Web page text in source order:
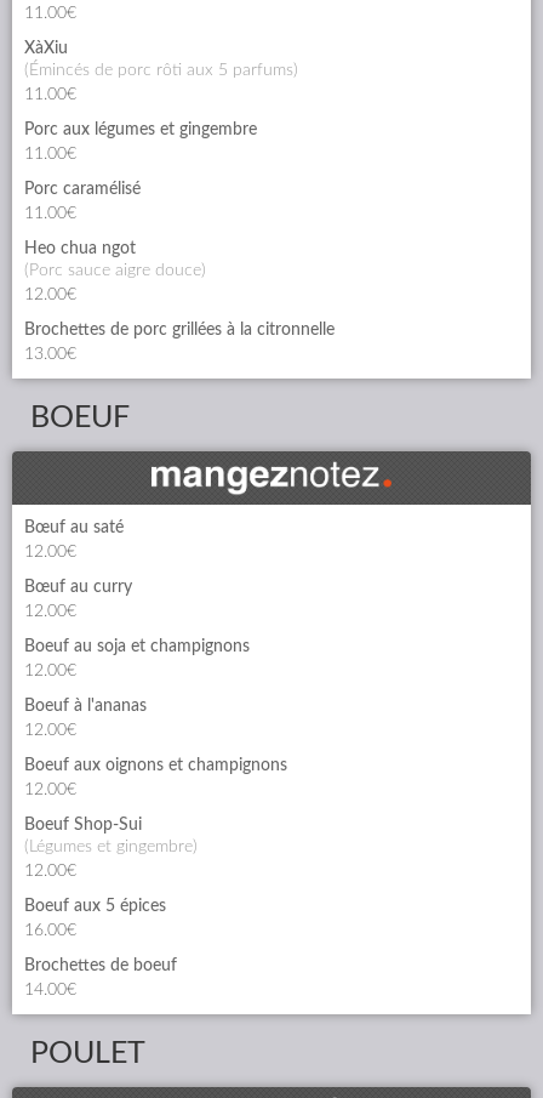
11.00€
XàXiu
(émincés de porc rôti aux 5 parfums)
11.00€
Porc aux légumes et gingembre
11.00€
Porc caramélisé
11.00€
Heo chua ngot
(porc sauce aigre douce)
12.00€
Brochettes de porc grillées à la citronnelle
13.00€
BOEUF
Bœuf au saté
12.00€
Bœuf au curry
12.00€
Boeuf au soja et champignons
12.00€
Boeuf à l'ananas
12.00€
Boeuf aux oignons et champignons
12.00€
Boeuf Shop-Sui
(légumes et gingembre)
12.00€
Boeuf aux 5 épices
16.00€
Brochettes de boeuf
14.00€
POULET